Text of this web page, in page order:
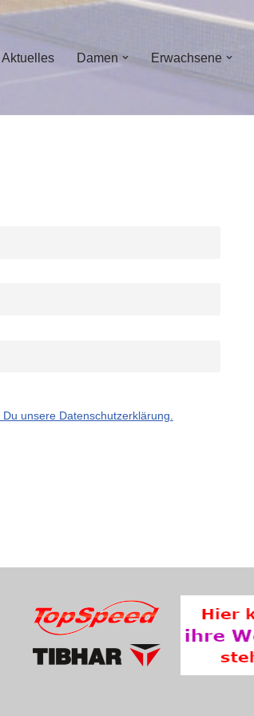
Aktuelles Damen Erwachsene
unsere Datenschutzerklärung.